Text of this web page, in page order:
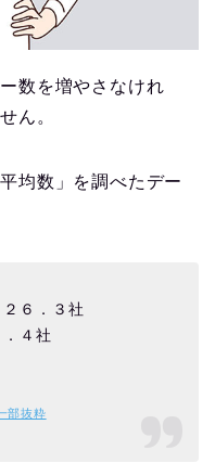
数を増やさなけれ
ん。
均数」を調べたデー
６．３社
４社
部抜粋